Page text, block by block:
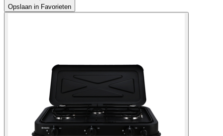
Opslaan in Favorieten